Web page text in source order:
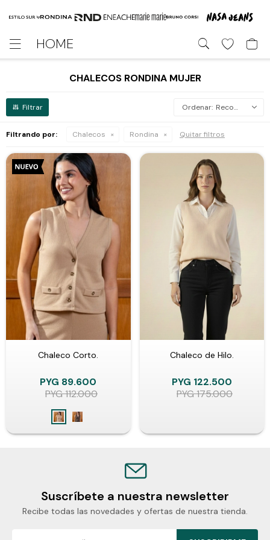
HOME

CHALECOS RONDINA MUJER
Recomendados
Filtrando por: Chalecos Rondina Quitar filtros
Chaleco Corto.
PYG 89.600
PYG112.000
Chaleco de Hilo.
PYG 122.500
PYG175.000
Suscríbete a nuestra newsletter
Recibe todas las novedades y ofertas de nuestra tienda.